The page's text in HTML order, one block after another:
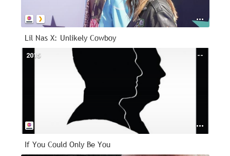
Lil Nas X: Unlikely Cowboy
--
2015
If You Could Only Be You